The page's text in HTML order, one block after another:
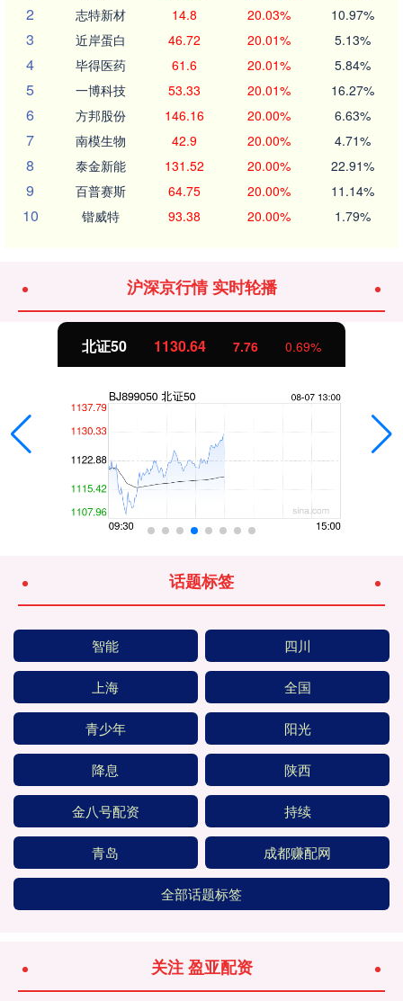
2 志特新材 14.8 20.03% 10.97%
3 近岸蛋白 46.72 20.01% 5.13%
4 毕得医药 61.6 20.01% 5.84%
5 一博科技 53.33 20.01% 16.27%
6 方邦股份 146.16 20.00% 6.63%
7 南模生物 42.9 20.00% 4.71%
8 泰金新能 131.52 20.00% 22.91%
9 百普赛斯 64.75 20.00% 11.14%
10 锴威特 93.38 20.00% 1.79%
沪深京行情 实时轮播
北证50 1130.72 7.85 0.70%
话题标签
智能 四川
上海 全国
青少年 阳光
降息 陕西
金八号配资 持续
青岛 成都赚配网
全部话题标签
关注 盈亚配资